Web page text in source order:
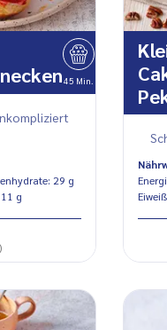
45 Min.
Kohlenhydrate: 29 g
Fett: 11 g